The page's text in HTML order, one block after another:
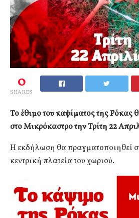
0
SHARES
Το έθιμο του καψίματος της Ρόκας
στο Μικρόκαστρο την Τρίτη 22
Η εκδήλωση θα πραγματοποιηθεί
κεντρική πλατεία του χωριού.